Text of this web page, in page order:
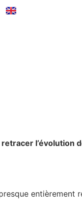
l’évolution
entièrement